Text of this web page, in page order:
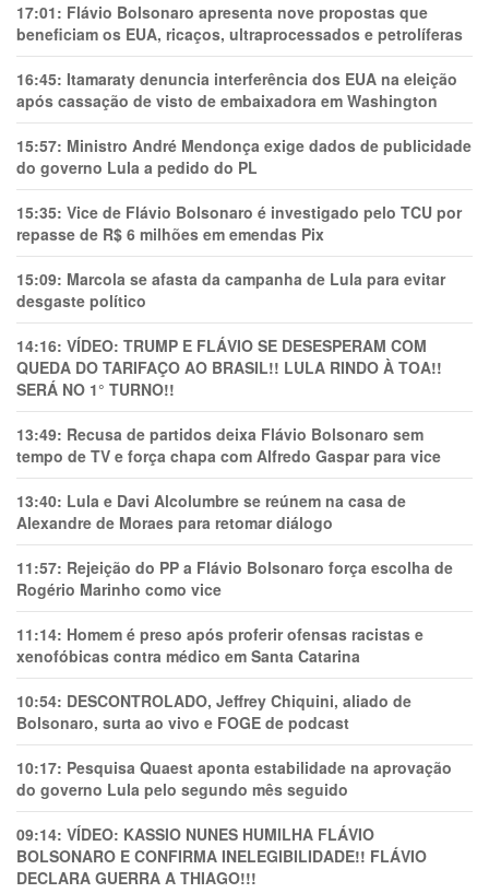
17:01: Flávio Bolsonaro apresenta nove propostas que
beneficiam os EUA, ricaços, ultraprocessados e petrolíferas
16:45: Itamaraty denuncia interferência dos EUA na eleição
após cassação de visto de embaixadora em Washington
15:57: Ministro André Mendonça exige dados de publicidade
do governo Lula a pedido do PL
15:35: Vice de Flávio Bolsonaro é investigado pelo TCU por
repasse de R$ 6 milhões em emendas Pix
15:09: Marcola se afasta da campanha de Lula para evitar
desgaste político
14:16: VÍDEO: TRUMP E FLÁVIO SE DESESPERAM COM
QUEDA DO TARIFAÇO AO BRASIL!! LULA RINDO À TOA!!
SERÁ NO 1° TURNO!!
13:49: Recusa de partidos deixa Flávio Bolsonaro sem
tempo de TV e força chapa com Alfredo Gaspar para vice
13:40: Lula e Davi Alcolumbre se reúnem na casa de
Alexandre de Moraes para retomar diálogo
11:57: Rejeição do PP a Flávio Bolsonaro força escolha de
Rogério Marinho como vice
11:14: Homem é preso após proferir ofensas racistas e
xenofóbicas contra médico em Santa Catarina
10:54: DESCONTROLADO, Jeffrey Chiquini, aliado de
Bolsonaro, surta ao vivo e FOGE de podcast
10:17: Pesquisa Quaest aponta estabilidade na aprovação
do governo Lula pelo segundo mês seguido
09:14: VÍDEO: KASSIO NUNES HUMlLHA FLÁVIO
BOLSONARO E CONFIRMA INELEGIBILIDADE!! FLÁVIO
DECLARA GUERRA A THIAGO!!!